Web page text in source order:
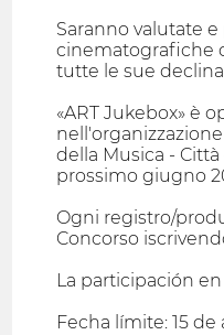
Saranno valutate
cinematografiche
tutte le sue
«ART Jukebox» è
della Musica -
prossimo giugno
Ogni registro/
Concorso
La participación
Fecha límite: 15 de